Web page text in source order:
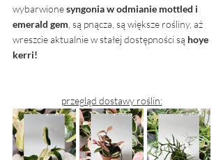
wybarwione syngonia w odmianie mottled i
emerald gem , są pnącza, są większe rośliny, aż
wreszcie aktualnie w stałej dostępności są hoye
kerri!
przegląd dostawy roślin: